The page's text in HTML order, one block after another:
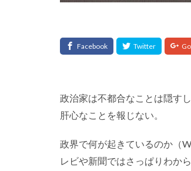
政治家は不都合なことは隠す
肝心なことを報じない。
政界で何が起きているのか（
レビや新聞ではさっぱりわか